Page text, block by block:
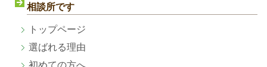
相談所です
トップページ
選ばれる理由
初めての方へ